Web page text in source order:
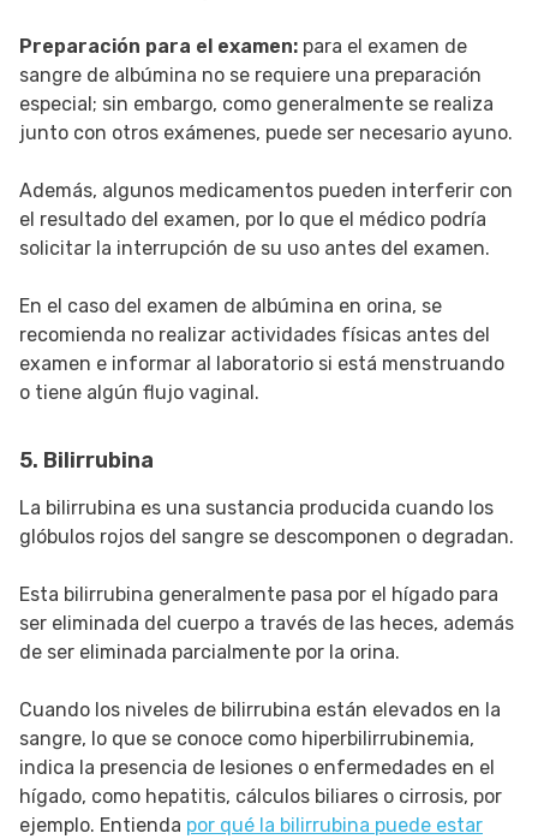
Preparación para el examen: para el examen de
sangre de albúmina no se requiere una preparación
especial; sin embargo, como generalmente se realiza
junto con otros exámenes, puede ser necesario ayuno.
Además, algunos medicamentos pueden interferir con
el resultado del examen, por lo que el médico podría
solicitar la interrupción de su uso antes del examen.
En el caso del examen de albúmina en orina, se
recomienda no realizar actividades físicas antes del
examen e informar al laboratorio si está menstruando
o tiene algún flujo vaginal.
5. Bilirrubina
La bilirrubina es una sustancia producida cuando los
glóbulos rojos del sangre se descomponen o degradan.
Esta bilirrubina generalmente pasa por el hígado para
ser eliminada del cuerpo a través de las heces, además
de ser eliminada parcialmente por la orina.
Cuando los niveles de bilirrubina están elevados en la
sangre, lo que se conoce como hiperbilirrubinemia,
indica la presencia de lesiones o enfermedades en el
hígado, como hepatitis, cálculos biliares o cirrosis, por
ejemplo. Entienda por qué la bilirrubina puede estar